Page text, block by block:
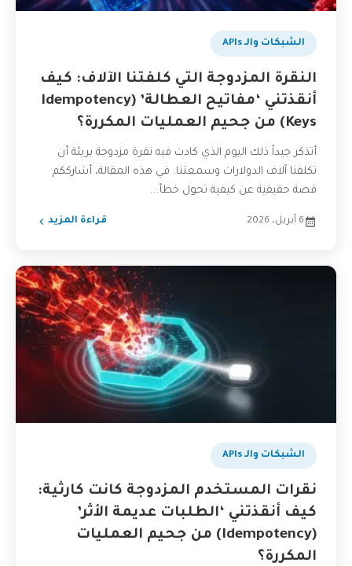
الشبكات والـ APIs
النقرة المزدوجة التي كلفتنا الآلاف: كيف
أنقذتني ‘مفاتيح العطالة’ (Idempotency
Keys) من جحيم العمليات المكررة؟
أتذكر جيداً ذلك اليوم الذي كادت فيه نقرة مزدوجة بريئة أن
تكلفنا آلاف الدولارات وسمعتنا. في هذه المقالة، أشارككم
قصة حقيقية عن كيفية تحول خطأ...
6 أبريل، 2026 قراءة المزيد
الشبكات والـ APIs
نقرات المستخدم المزدوجة كانت كارثية:
كيف أنقذتني ‘الطلبات عديمة الأثر’
(Idempotency) من جحيم العمليات
المكررة؟